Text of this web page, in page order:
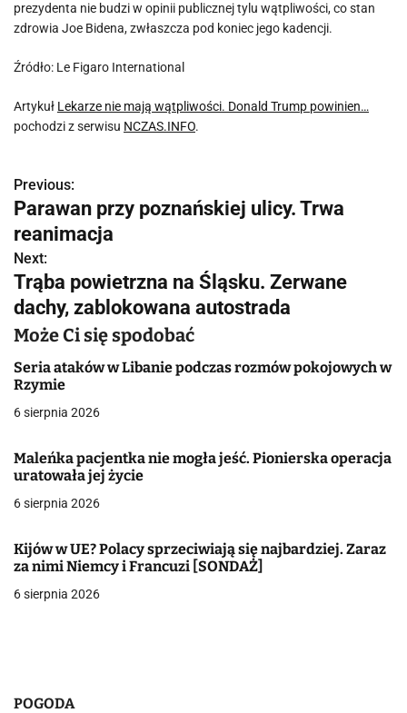
prezydenta nie budzi w opinii publicznej tylu wątpliwości, co stan
zdrowia Joe Bidena, zwłaszcza pod koniec jego kadencji.
Źródło: Le Figaro International
Artykuł Lekarze nie mają wątpliwości. Donald Trump powinien…
pochodzi z serwisu NCZAS.INFO.
N
a
w
i
g
a
c
a
w
i
s
Previous:
Parawan przy poznańskiej ulicy. Trwa
reanimacja
Next:
Trąba powietrzna na Śląsku. Zerwane
dachy, zablokowana autostrada
Może Ci się spodobać
Seria ataków w Libanie podczas rozmów pokojowych w
Rzymie
6 sierpnia 2026
Maleńka pacjentka nie mogła jeść. Pionierska operacja
uratowała jej życie
6 sierpnia 2026
Kijów w UE? Polacy sprzeciwiają się najbardziej. Zaraz
za nimi Niemcy i Francuzi [SONDAŻ]
6 sierpnia 2026
POGODA